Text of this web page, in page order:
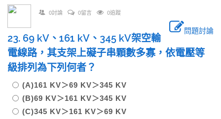
0討論 0留言 0追蹤
問題討論
23. 69 kV、161 kV、345 kV架空輸
電線路，其支架上礙子串顆數多寡，依電壓等
級排列為下列何者？
(A)161 KV＞69 KV＞345 KV
(B)69 KV＞161 KV＞345 KV
(C)345 KV＞161 KV＞69 KV